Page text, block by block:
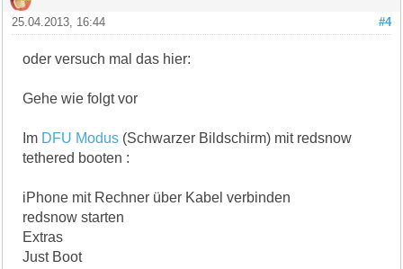
#4
25.04.2013, 16:44
oder versuch mal das hier:
Gehe wie folgt vor
Im DFU Modus (Schwarzer Bildschirm) mit redsnow
tethered booten :
iPhone mit Rechner über Kabel verbinden
redsnow starten
Extras
Just Boot